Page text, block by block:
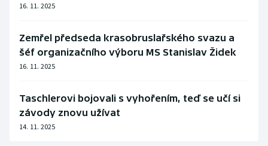
16. 11. 2025
Zemřel předseda krasobruslařského svazu a
šéf organizačního výboru MS Stanislav Židek
16. 11. 2025
Taschlerovi bojovali s vyhořením, teď se učí si
závody znovu užívat
14. 11. 2025